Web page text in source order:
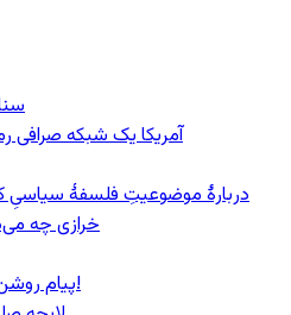
آمریکا یک شبکه صرافی
دربارهٔ موضوعیتِ فلسفهٔ سیاسیِ
خرازی چه
پیام روشن پزشکیان در گفت‌و‌گوی تصویری با مرد نامرئی: من هستم!